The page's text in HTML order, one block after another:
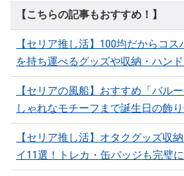
【こちらの記事もおすすめ！】
【セリア推し活】100均だからコ
を持ち運べるグッズや収納・ハン
【セリアの風船】おすすめ「バル
しゃれなモチーフまで誕生日の飾
【セリア推し活】オタクグッズ収
イ11選！トレカ・缶バッジも完璧